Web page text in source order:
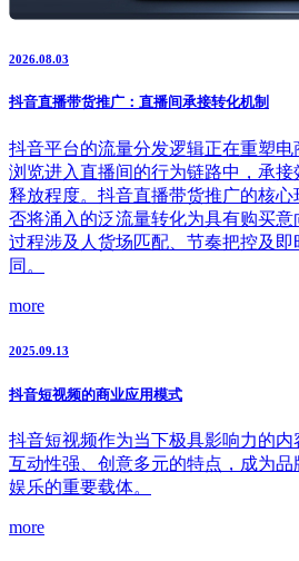
2026.08.03
抖音直播带货推广：直播间承接转化机制
抖音平台的流量分发逻辑正在重塑
浏览进入直播间的行为链路中，承
释放程度。抖音直播带货推广的核
否将涌入的泛流量转化为具有购买
过程涉及人货场匹配、节奏把控及
同。
more
2025.09.13
抖音短视频的商业应用模式
抖音短视频作为当下极具影响力的内
互动性强、创意多元的特点，成为
娱乐的重要载体。
more